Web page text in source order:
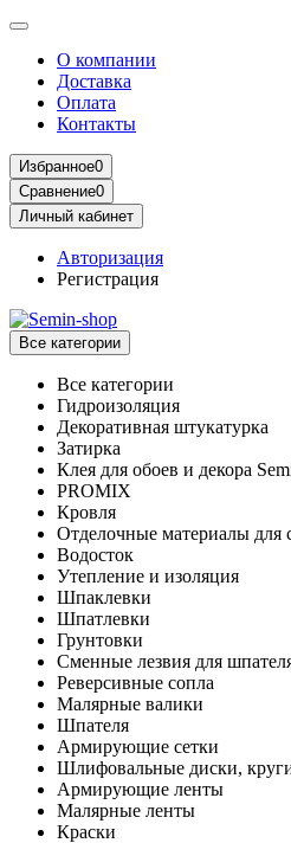
О компании
Доставка
Оплата
Контакты
Избранное0
Сравнение0
Личный кабинет
Авторизация
Регистрация
Все категории
Все категории
Гидроизоляция
Декоративная штукатурка
Затирка
Клея для обоев и декора
PROMIX
Кровля
Отделочные материалы для
Водосток
Утепление и изоляция
Шпаклевки
Шпатлевки
Грунтовки
Сменные лезвия для
Реверсивные сопла
Малярные валики
Шпателя
Армирующие сетки
Шлифовальные диски,
Армирующие ленты
Малярные ленты
Краски